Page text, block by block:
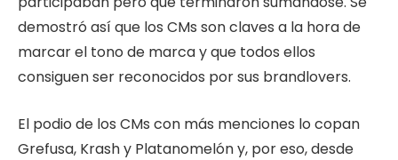
demostró así que los CMs son claves a la hora de
marcar el tono de marca y que todos ellos
consiguen ser reconocidos por sus brandlovers.
El podio de los CMs con más menciones lo copan
Grefusa, Krash y Platanomelón y, por eso, desde